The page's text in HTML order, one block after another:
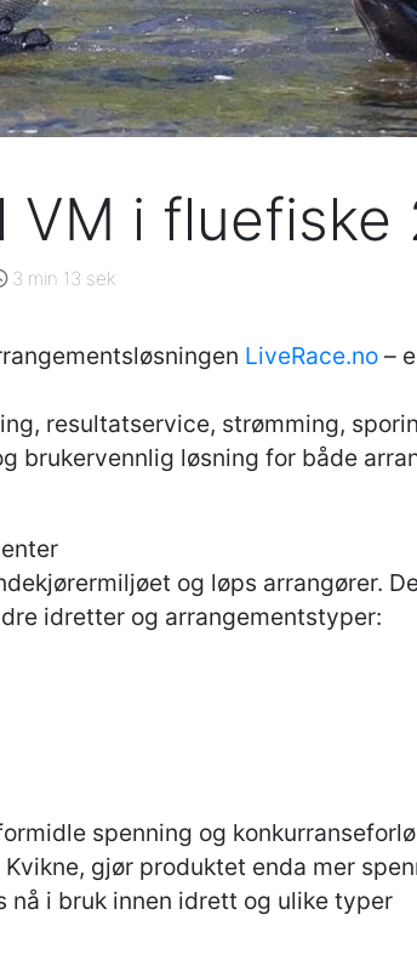
i fluefiske
3 min 13 sek
LiveRace.no –
resultatservice, strømming,
brukervennlig løsning for både
og løps arrangører.
idretter og arrangementstyper:
spenning og
Kvikne, gjør produktet enda mer
nå i bruk innen idrett og ulike typer